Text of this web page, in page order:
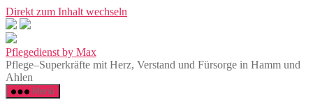
Direkt zum Inhalt wechseln
Pflegedienst by Max
Pflege–Superkräfte mit Herz, Verstand und Fürsorge in Hamm und
Ahlen
Menü